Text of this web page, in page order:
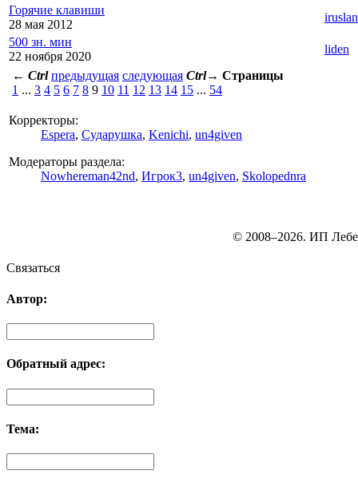
Горячие клавиши
28 мая 2012
iruslan
500 зн. мин
22 ноября 2020
liden
← Ctrl предыдущая следующая Ctrl→ Страницы
1 ... 3 4 5 6 7 8 9 10 11 12 13 14 15 ... 54
Корректоры:
Espera, Сударушка, Kenichi, un4given
Модераторы раздела:
Nowhereman42nd, Игрок3, un4given, Skolopednra
© 2008–2026. ИП
Связаться
Автор:
Обратный адрес:
Тема: